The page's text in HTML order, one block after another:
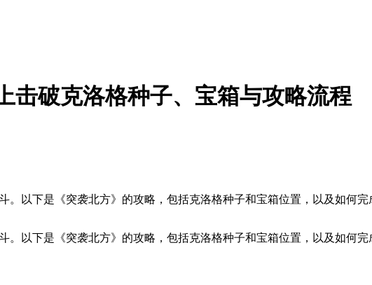
击破克洛格种子、宝箱与攻略流程
。以下是《突袭北方》的攻略，包括克洛格种子和宝箱位置，以及如何
。以下是《突袭北方》的攻略，包括克洛格种子和宝箱位置，以及如何完